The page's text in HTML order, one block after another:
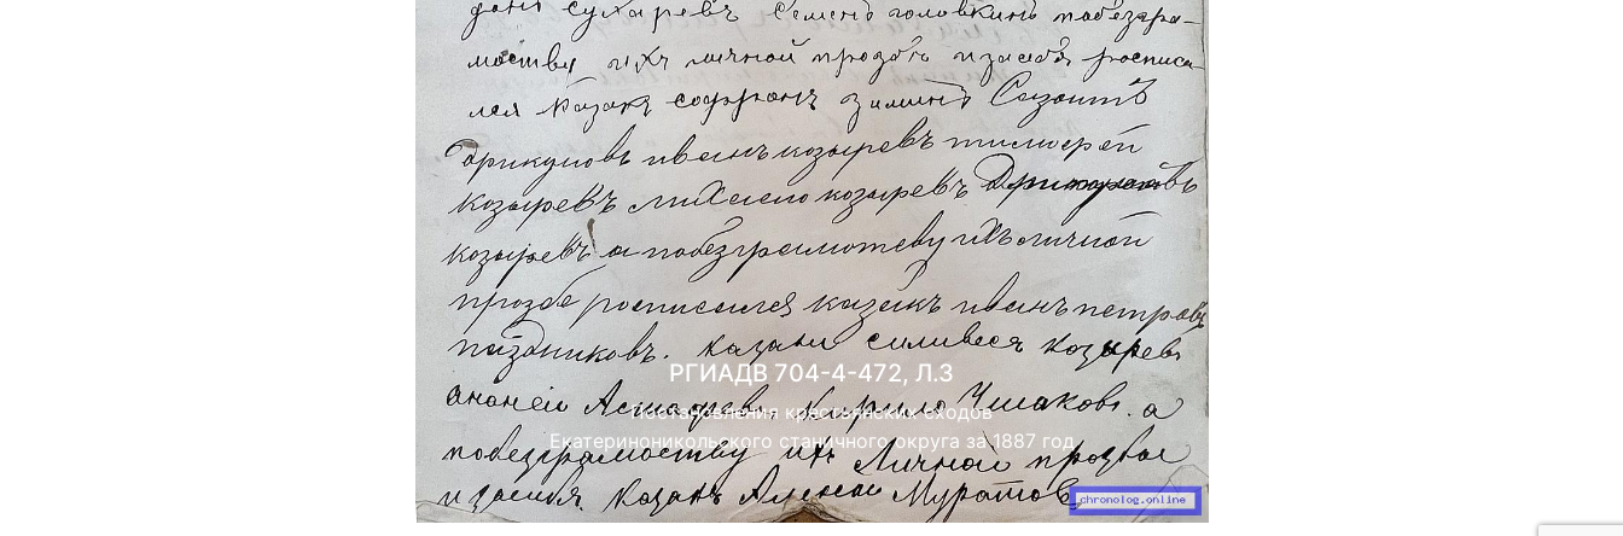
РГИАДВ 704-4-472, Л.3
Постановления крестьянских сходов
Екатериноникольского станичного округа за 1887 год